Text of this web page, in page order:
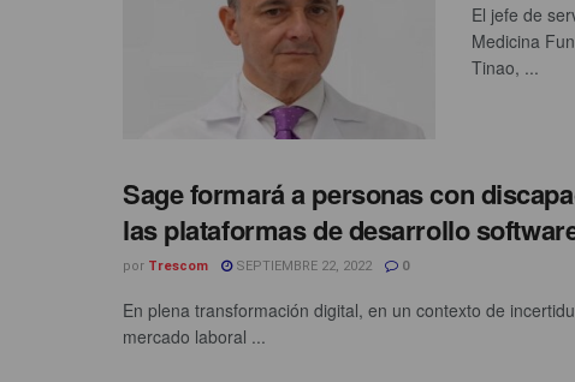
El jefe de
Medicina
Tinao, ...
Sage formará a personas con
las plataformas de desarrollo
por Trescom SEPTIEMBRE 22, 2022 0
En plena transformación digital, en un contexto de
mercado laboral ...